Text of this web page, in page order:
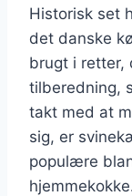
Historisk set
det danske
brugt i retter,
tilberedning,
takt med at
sig, er
populære